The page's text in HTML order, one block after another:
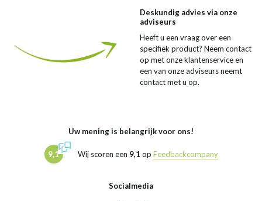
Deskundig advies via onze
adviseurs
Heeft u een vraag over een
specifiek product? Neem contact
op met onze klantenservice en
een van onze adviseurs neemt
contact met u op.
Uw mening is belangrijk voor ons!
9,1 Wij scoren een 9,1 op Feedbackcompany
Socialmedia